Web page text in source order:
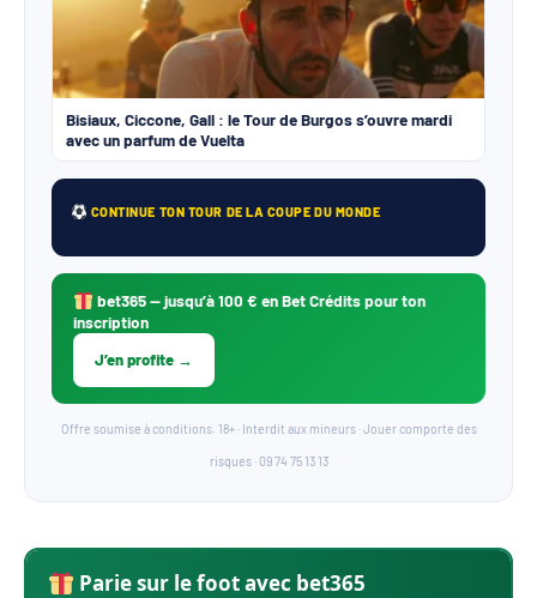
Bisiaux, Ciccone, Gall : le Tour de Burgos s’ouvre mardi
avec un parfum de Vuelta
CONTINUE TON TOUR DE LA COUPE DU MONDE
bet365— jusqu’à 100 € en Bet Crédits pour ton
inscription
J’en profite →
Offre soumise à conditions. 18+ · Interdit aux mineurs · Jouer comporte des
risques · 09 74 75 13 13
Parie sur le foot avec bet365